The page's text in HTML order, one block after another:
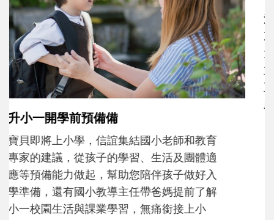
和孩子一起長大的那個男人│讀懂父親的
不同模樣
沒有人天生就擅長當爸爸！男人總是在一次
次「前所未有」的體驗中，跟著孩子一起長
大。從給予安全感的肢體遊戲，到獨立自
主、角色認同及解決問題的能力養成。爸爸